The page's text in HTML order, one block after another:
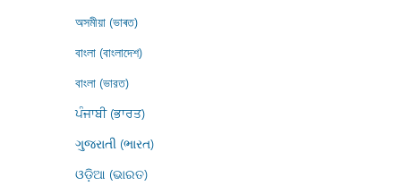
অসমীয়া (ভাৰত)
বাংলা (বাংলাদেশ)
বাংলা (ভারত)
ਪੰਜਾਬੀ (ਭਾਰਤ)
ગુજરાતી (ભારત)
ଓଡ଼ିଆ (ଭାରତ)